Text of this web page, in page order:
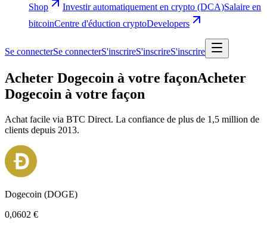
Shop
Investir automatiquement en crypto (DCA)Salaire en
bitcoinCentre d'éduction cryptoDevelopers
Se connecterSe connecterS'inscrireS'inscrireS'inscrire
Acheter Dogecoin à votre façonAcheter
Dogecoin à votre façon
Achat facile via BTC Direct. La confiance de plus de 1,5 million de
clients depuis 2013.
Dogecoin (DOGE)
0,0602 €